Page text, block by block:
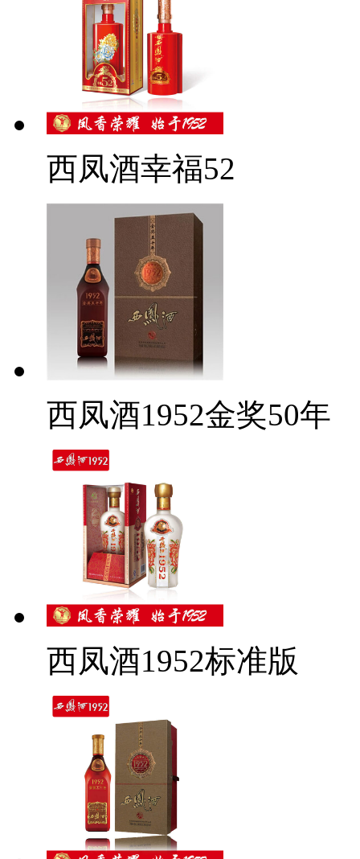
西凤酒幸福52
西凤酒1952金奖50年
西凤酒1952标准版